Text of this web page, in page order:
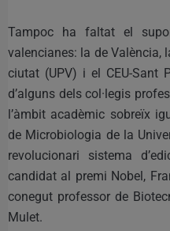
Tampoc ha faltat el
valencianes: la de València,
ciutat (UPV) i el CEU-Sant
d’alguns dels col·legis
l’àmbit acadèmic sobreïx
de Microbiologia de la
revolucionari sistema
candidat al premi Nobel,
conegut professor de
Mulet.